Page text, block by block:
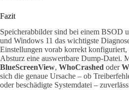
Fazit
Speicherabbilder sind bei einem BSOD
und Windows 11 das wichtigste
Einstellungen vorab korrekt konfiguriert,
Absturz eine auswertbare Dump-Datei.
BlueScreenView, WhoCrashed oder
sich die genaue Ursache – ob
oder beschädigte Systemdatei –